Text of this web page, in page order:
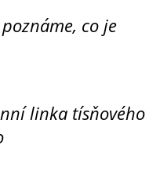
co je
linka tísňového